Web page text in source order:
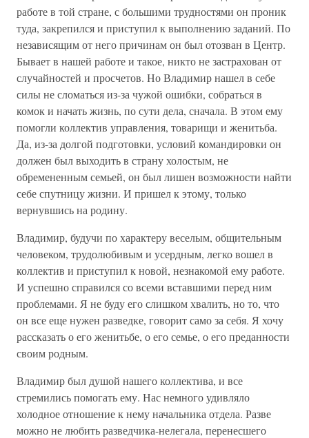
работе в той стране, с большими трудностями он проник
туда, закрепился и приступил к выполнению заданий. По
независящим от него причинам он был отозван в Центр.
Бывает в нашей работе и такое, никто не застрахован от
случайностей и просчетов. Но Владимир нашел в себе
силы не сломаться из-за чужой ошибки, собраться в
комок и начать жизнь, по сути дела, сначала. В этом ему
помогли коллектив управления, товарищи и женитьба.
Да, из-за долгой подготовки, условий командировки он
должен был выходить в страну холостым, не
обремененным семьей, он был лишен возможности найти
себе спутницу жизни. И пришел к этому, только
вернувшись на родину.
Владимир, будучи по характеру веселым, общительным
человеком, трудолюбивым и усердным, легко вошел в
коллектив и приступил к новой, незнакомой ему работе.
И успешно справился со всеми вставшими перед ним
проблемами. Я не буду его слишком хвалить, но то, что
он все еще нужен разведке, говорит само за себя. Я хочу
рассказать о его женитьбе, о его семье, о его преданности
своим родным.
Владимир был душой нашего коллектива, и все
стремились помогать ему. Нас немного удивляло
холодное отношение к нему начальника отдела. Разве
можно не любить разведчика-нелегала, перенесшего